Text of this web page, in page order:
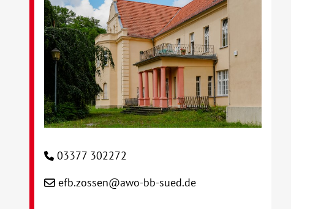
03377 302272
efb.zossen@awo-bb-sued.de